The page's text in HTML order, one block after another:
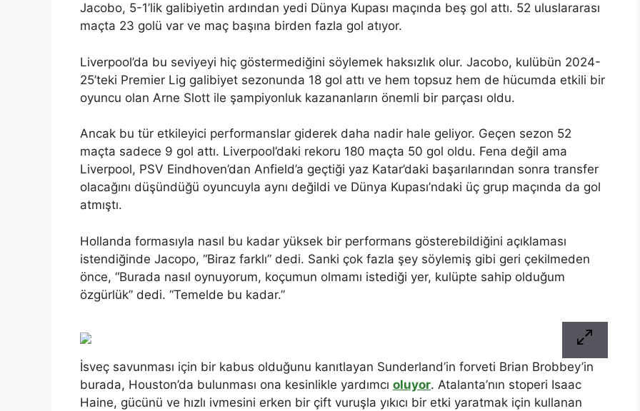
Jacobo, 5-1’lik galibiyetin ardından yedi Dünya Kupası maçında beş gol attı. 52 uluslararası
maçta 23 golü var ve maç başına birden fazla gol atıyor.
Liverpool’da bu seviyeyi hiç göstermediğini söylemek haksızlık olur. Jacobo, kulübün 2024-
25’teki Premier Lig galibiyet sezonunda 18 gol attı ve hem topsuz hem de hücumda etkili bir
oyuncu olan Arne Slott ile şampiyonluk kazananların önemli bir parçası oldu.
Ancak bu tür etkileyici performanslar giderek daha nadir hale geliyor. Geçen sezon 52
maçta sadece 9 gol attı. Liverpool’daki rekoru 180 maçta 50 gol oldu. Fena değil ama
Liverpool, PSV Eindhoven’dan Anfield’a geçtiği yaz Katar’daki başarılarından sonra transfer
olacağını düşündüğü oyuncuyla aynı değildi ve Dünya Kupası’ndaki üç grup maçında da gol
atmıştı.
Hollanda formasıyla nasıl bu kadar yüksek bir performans gösterebildiğini açıklaması
istendiğinde Jacopo, “Biraz farklı” dedi. Sanki çok fazla şey söylemiş gibi geri çekilmeden
önce, “Burada nasıl oynuyorum, koçumun olmamı istediği yer, kulüpte sahip olduğum
özgürlük” dedi. “Temelde bu kadar.”
İsveç savunması için bir kabus olduğunu kanıtlayan Sunderland’in forveti Brian Brobbey’in
burada, Houston’da bulunması ona kesinlikle yardımcı oluyor. Atalanta’nın stoperi Isaac
Haine, gücünü ve hızlı ivmesini erken bir çift vuruşla yıkıcı bir etki yaratmak için kullanan